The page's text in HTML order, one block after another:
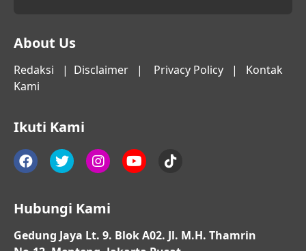
About Us
Redaksi | Disclaimer | Privacy Policy | Kontak
Kami
Ikuti Kami
Hubungi Kami
Gedung Jaya Lt. 9. Blok A02. Jl. M.H. Thamrin